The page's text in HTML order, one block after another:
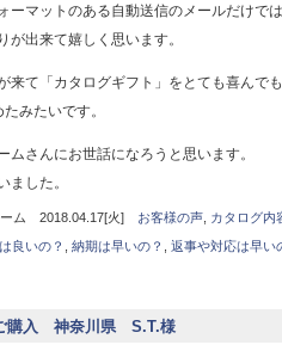
ーマットのある自動送信のメールだけでは
が出来て嬉しく思います。
来て「カタログギフト」をとても喜んでも
みたいです。
ムさんにお世話になろうと思います。
ました。
ーム 2018.04.17[火] お客様の声, カタログ内
良いの？ 納期は早いの？ 返事や対応は早い
購入 神奈川県 S.T.様